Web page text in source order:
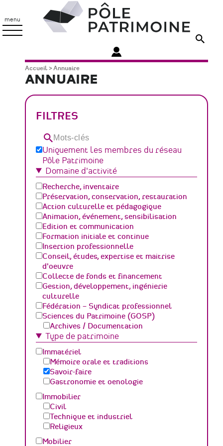
contenu
principal
menu
Patrimoine
Fil
d'Ariane
Accueil Annuaire
ANNUAIRE
FILTRES
Mots-
clésUniquement les membres du réseau
Pôle Patrimoine
Domaine d'activité
Recherche, inventaire
Préservation, conservation, restauration
Action culturelle et pédagogique
Animation, événement, sensibilisation
Edition et communication
Formation initiale et continue
Insertion professionnelle
Conseil, études, expertise et maitrise
d'oeuvre
Collecte de fonds et financement
Gestion, développement, ingénierie
culturelle
Fédération – Syndicat professionnel
Sciences du Patrimoine (GOSP)
Archives / Documentation
Conservation du patrimoine et
Humanités numériques
Relations Publiques (médiation
culturelle et valorisation)
Sciences des matériaux et de l'ingénierie
Type de patrimoine
Immatériel
Mémoire orale et traditions
Savoir-faire
Gastronomie et oenologie
Immobilier
Civil
Technique et industriel
Religieux
Mobilier